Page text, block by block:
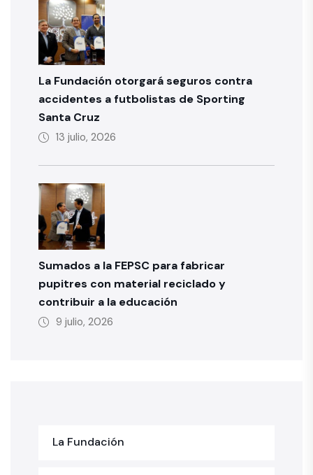
La Fundación otorgará seguros contra
accidentes a futbolistas de Sporting
Santa Cruz
13 julio, 2026
Sumados a la FEPSC para fabricar
pupitres con material reciclado y
contribuir a la educación
9 julio, 2026
La Fundación